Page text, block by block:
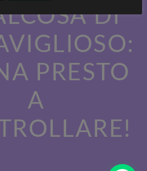
DI
PRESTO
A